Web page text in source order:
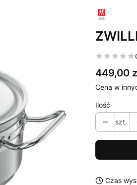
Cena
449,00
Cena w
Ilość
szt.
Czas